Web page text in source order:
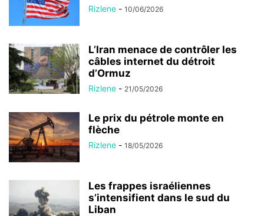
Rizlene - 10/06/2026
L’Iran menace de contrôler les
câbles internet du détroit
d’Ormuz
Rizlene - 21/05/2026
Le prix du pétrole monte en
flèche
Rizlene - 18/05/2026
Les frappes israéliennes
s’intensifient dans le sud du
Liban